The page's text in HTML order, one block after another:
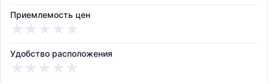
Приемлемость цен
★
★
★
★
★
Удобство расположения
★
★
★
★
★